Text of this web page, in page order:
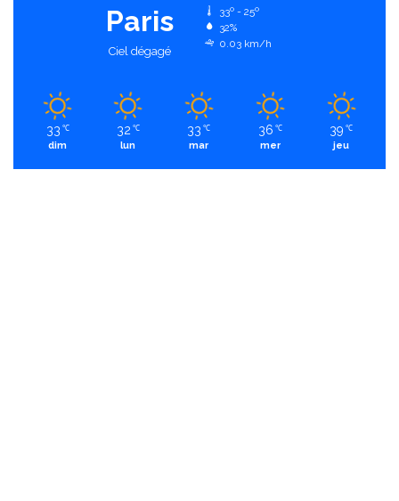
Paris
Ciel dégagé
33º - 25º
32%
0.03 km/h
33 ℃
dim
32 ℃
lun
33 ℃
mar
36 ℃
mer
39 ℃
jeu